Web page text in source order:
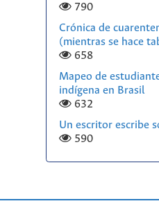
790
Crónica de
(mientras se hace
658
Mapeo de
indígena en Brasil
632
Un escritor escribe
590